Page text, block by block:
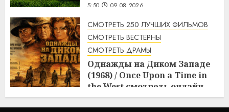
5:50 09.08.2026
СМОТРЕТЬ 250 ЛУЧШИХ ФИЛЬМОВ
СМОТРЕТЬ ВЕСТЕРНЫ
СМОТРЕТЬ ДРАМЫ
Однажды на Диком Западе
(1968) / Once Upon a Time in
the West смотреть онлайн
5:08 09.08.2026